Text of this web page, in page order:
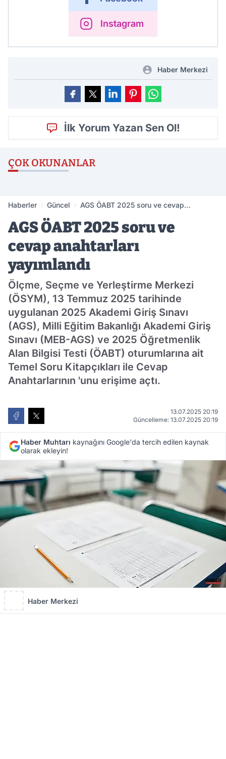
Instagram
Haber Merkezi
İlk Yorum Yazan Sen Ol!
ÇOK OKUNANLAR
Haberler Güncel
AGS ÖABT 2025 soru ve cevap
AGS ÖABT 2025 soru ve
cevap anahtarları
yayımlandı
Ölçme, Seçme ve Yerleştirme Merkezi
(ÖSYM), 13 Temmuz 2025 tarihinde
uygulanan 2025 Akademi Giriş Sınavı
(AGS), Milli Eğitim Bakanlığı Akademi Giriş
Sınavı (MEB-AGS) ve 2025 Öğretmenlik
Alan Bilgisi Testi (ÖABT) oturumlarına ait
Temel Soru Kitapçıkları ile Cevap
Anahtarlarının 'unu erişime açtı.
13.07.2025 20:19
Güncelleme: 13.07.2025 20:19
Haber Muhtarı kaynağını Google'da tercih edilen kaynak
olarak ekleyin!
Haber Merkezi